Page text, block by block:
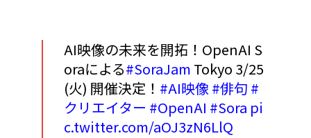
AI映像の未来を開拓！OpenAI S
oraによる#SoraJam Tokyo 3/25
(火) 開催決定！ #AI映像 #俳句 #
クリエイター #OpenAI #Sora pi
c.twitter.com/aOJ3zN6LlQ